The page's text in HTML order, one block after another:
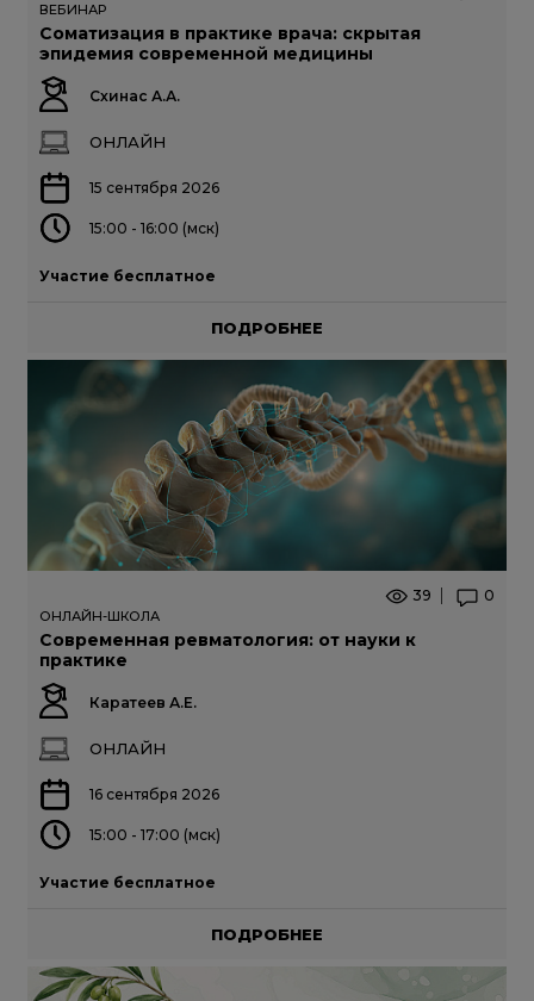
ВЕБИНАР
Соматизация в практике врача: скрытая
эпидемия современной медицины
Схинас А.А.
ОНЛАЙН
15 сентября 2026
15:00 - 16:00 (мск)
Участие бесплатное
ПОДРОБНЕЕ
39 0
ОНЛАЙН-ШКОЛА
Современная ревматология: от науки к
практике
Каратеев А.Е.
ОНЛАЙН
16 сентября 2026
15:00 - 17:00 (мск)
Участие бесплатное
ПОДРОБНЕЕ